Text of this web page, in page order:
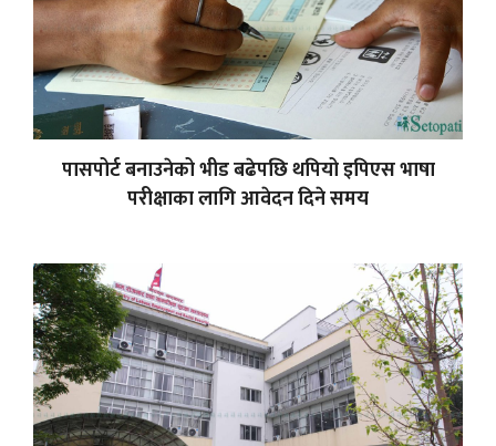
पासपोर्ट बनाउनेको भीड बढेपछि थपियो इपिएस भाषा
परीक्षाका लागि आवेदन दिने समय